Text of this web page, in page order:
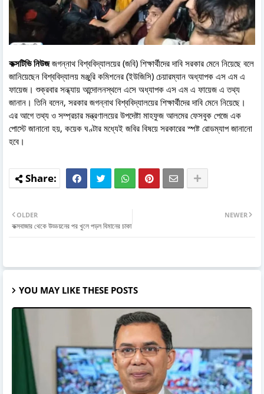
কক্সটিভি নিউজজগন্নাথ বিশ্ববিদ্যালয়ের (জবি) শিক্ষার্থীদের দাবি সরকার মেনে নিয়েছে বলে
জানিয়েছেন বিশ্ববিদ্যালয় মঞ্জুরি কমিশনের (ইউজিসি) চেয়ারম্যান অধ্যাপক এস এম এ
ফায়েজ। শুক্রবার সন্ধ্যায় আন্দোলনস্থলে এসে অধ্যাপক এস এম এ ফায়েজ এ তথ্য
জানান। তিনি বলেন, সরকার জগন্নাথ বিশ্ববিদ্যালয়ের শিক্ষার্থীদের দাবি মেনে নিয়েছে।
এর আগে তথ্য ও সম্প্রচার মন্ত্রণালয়ের উপদেষ্টা মাহফুজ আলমের ফেসবুক পেজে এক
পোস্টে জানানো হয়, কয়েক ঘণ্টার মধ্যেই জবির বিষয়ে সরকারের স্পষ্ট রোডম্যাপ জানানো
হবে।
NEWER
OLDER
কক্সবাজার থেকে উড্ডয়নের পর খুলে পড়ল বিমানের চাকা
YOU MAY LIKE THESE POSTS